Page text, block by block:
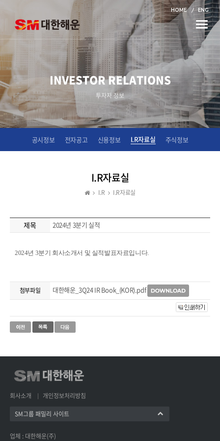
HOME ENG
Toggle
INVESTOR RELATIONS
투자자 정보
공시정보 전자공고 신용정보 I.R자료실 주식정보
I.R자료실
I.R I.R자료실
제목 2024년 3분기 실적
2024년 3분기 회사소개서 및 실적발표자료입니다.
첨부파일 대한해운_3Q24 IR Book_(KOR).pdf
회사소개 개인정보처리방침
SM그룹 패밀리 사이트
업체 : 대한해운(주)